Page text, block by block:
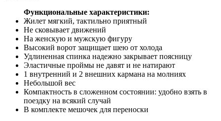
Функциональные характеристики:
Жилет мягкий, тактильно приятный
Не сковывает движений
На женскую и мужскую фигуру
Высокий ворот защищает шею от холода
Удлиненная спинка надежно закрывает поясницу
Эластичные проймы не давят и не натирают
1 внутренний и 2 внешних кармана на молниях
Небольшой вес
Компактность в сложенном состоянии: удобно взять в
поездку на всякий случай
В комплекте мешочек для переноски